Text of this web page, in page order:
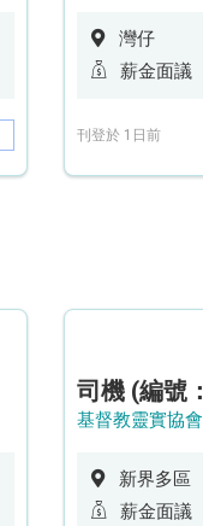
灣仔
薪金面議
刊登於 1日前
基督教靈實協會
新界多區
薪金面議